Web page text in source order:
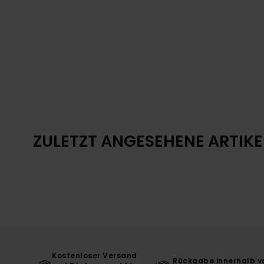
ZULETZT ANGESEHENE
Kostenloser Versand
Rückgabe innerhalb